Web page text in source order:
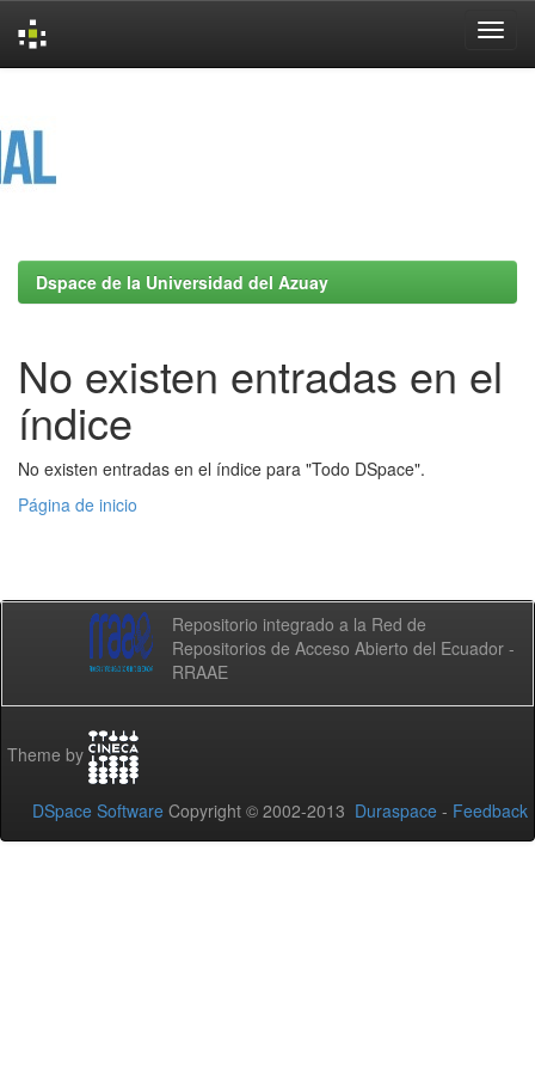
Dspace de la Universidad del Azuay
No existen entradas en el
índice
No existen entradas en el índice para "Todo DSpace".
Página de inicio
Repositorio integrado a la Red de
Repositorios de Acceso Abierto del Ecuador -
RRAAE
Theme by
DSpace Software Copyright © 2002-2013 Duraspace - Feedback